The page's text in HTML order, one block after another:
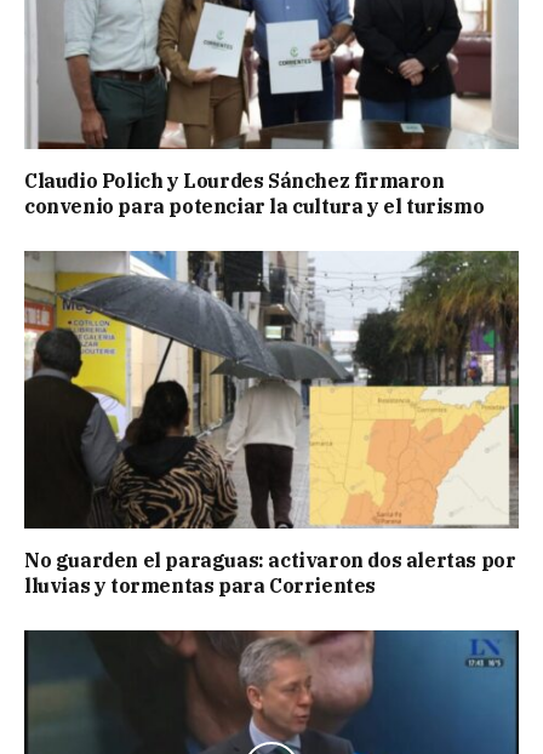
Claudio Polich y Lourdes Sánchez firmaron
convenio para potenciar la cultura y el turismo
No guarden el paraguas: activaron dos alertas por
lluvias y tormentas para Corrientes